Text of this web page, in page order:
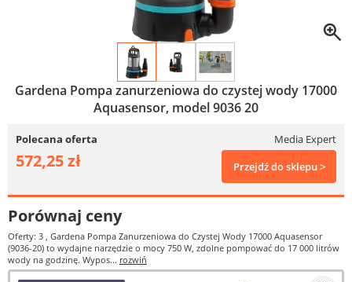
Gardena Pompa zanurzeniowa do czystej wody 17000
Aquasensor, model 9036 20
Polecana oferta Media Expert
572,25 zł Przejdź do sklepu >
Porównaj ceny
Oferty: 3 , Gardena Pompa Zanurzeniowa do Czystej Wody 17000 Aquasensor
(9036-20) to wydajne narzędzie o mocy 750 W, zdolne pompować do 17 000 litrów
wody na godzinę. Wypos... rozwiń